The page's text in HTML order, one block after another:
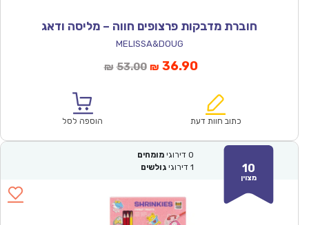
חוברת מדבקות פרצופים חווה – מליסה ודאג
MELISSA&DOUG
₪ 53.00המחיר
₪53.00.
₪ 36.90המחיר
הוא:
כתוב חוות דעת הוספה לסל
10
מצוין
0 דירוגי מומחים
1 דירוגי גולשים